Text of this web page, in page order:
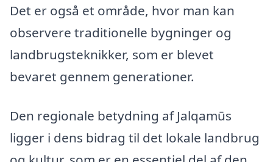
Det er også et område, hvor man kan
observere traditionelle bygninger og
landbrugsteknikker, som er blevet
bevaret gennem generationer.
Den regionale betydning af Jalqamūs
ligger i dens bidrag til det lokale landbrug